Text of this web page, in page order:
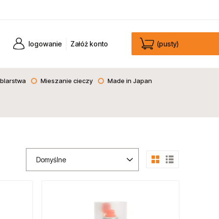
(pusty)
Załóż konto
logowanie
Mieszanie cieczy Made in Japan